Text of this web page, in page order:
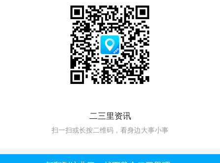
二三里资讯
扫一扫或长按二维码，看身边大事小事